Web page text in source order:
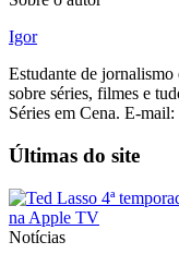
Igor
Estudante de
sobre séries, filmes e
Séries em Cena. E-
Últimas do site
Notícias